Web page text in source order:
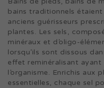
bains traditionnels étaient
anciens guérisseurs
plantes. Les sels,
minéraux et d’oligo-
lorsqu’ils sont dissous
effet reminéralisant
l’organisme. Enrichis aux
essentielles, chaque sel